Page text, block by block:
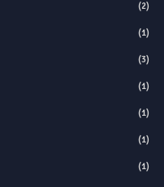
(2)
(1)
(3)
(1)
(1)
(1)
(1)